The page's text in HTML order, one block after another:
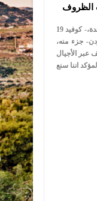
الظروف
في زمن انتشار جائحة كورونا المستجدة،- كوفيد 19
جزء منه،
عبر الأجيال